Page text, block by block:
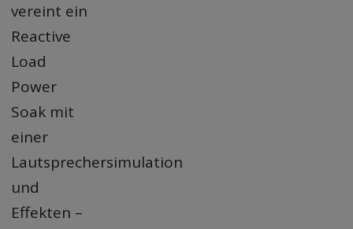
vereint ein
Reactive
Load
Power
Soak mit
einer
Lautsprechersimulation
und
Effekten –